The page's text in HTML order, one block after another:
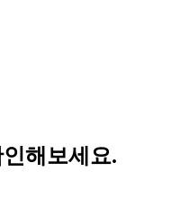
해보세요.